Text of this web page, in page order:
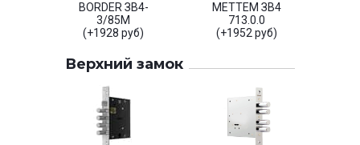
BORDER ЗВ4-
3/85М
(+1928 руб)
МЕТТЕМ ЗВ4
713.0.0
(+1952 руб)
Верхний замок